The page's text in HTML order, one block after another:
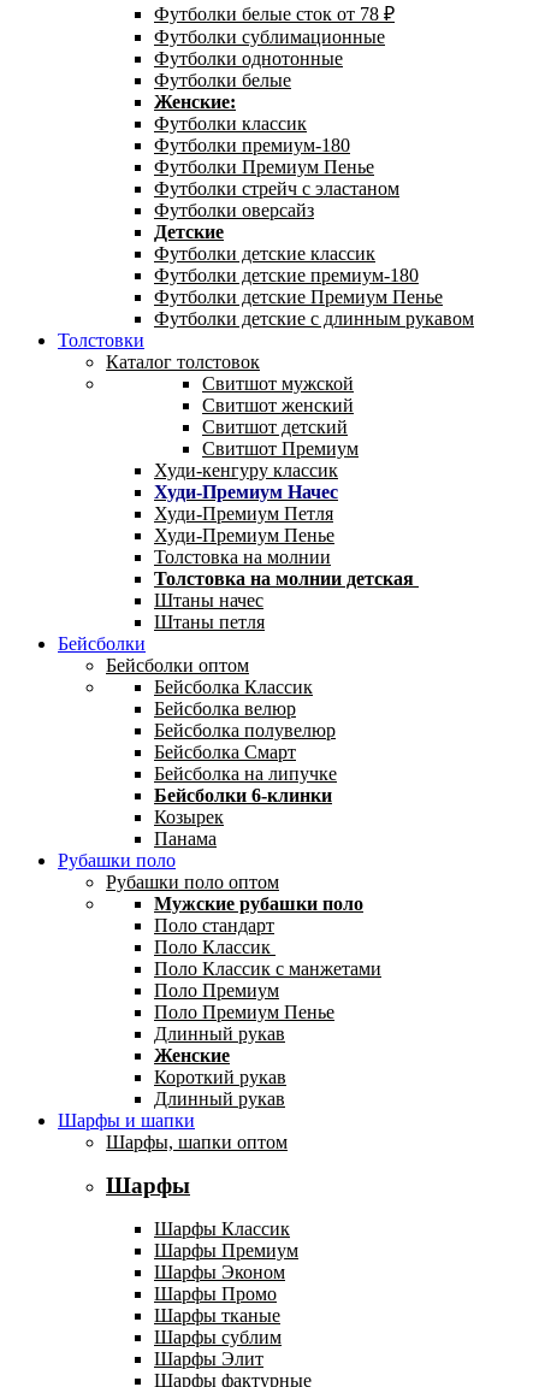
Футболки белые сток от 78 ₽
Футболки сублимационные
Футболки однотонные
Футболки белые
Женские:
Футболки классик
Футболки премиум-180
Футболки Премиум Пенье
Футболки стрейч с эластаном
Футболки оверсайз
Детские
Футболки детские классик
Футболки детские премиум-180
Футболки детские Премиум Пенье
Футболки детские с длинным рукавом
Толстовки
Каталог толстовок
Свитшот мужской
Свитшот женский
Свитшот детский
Свитшот Премиум
Худи-кенгуру классик
Худи-Премиум Начес
Худи-Премиум Петля
Худи-Премиум Пенье
Толстовка на молнии
Толстовка на молнии детская
Штаны начес
Штаны петля
Бейсболки
Бейсболки оптом
Бейсболка Классик
Бейсболка велюр
Бейсболка полувелюр
Бейсболка Смарт
Бейсболка на липучке
Бейсболки 6-клинки
Козырек
Панама
Рубашки поло
Рубашки поло оптом
Мужские рубашки поло
Поло стандарт
Поло Классик
Поло Классик с манжетами
Поло Премиум
Поло Премиум Пенье
Длинный рукав
Женские
Короткий рукав
Длинный рукав
Шарфы и шапки
Шарфы, шапки оптом
Шарфы
Шарфы Классик
Шарфы Премиум
Шарфы Эконом
Шарфы Промо
Шарфы тканые
Шарфы сублим
Шарфы Элит
Шарфы фактурные